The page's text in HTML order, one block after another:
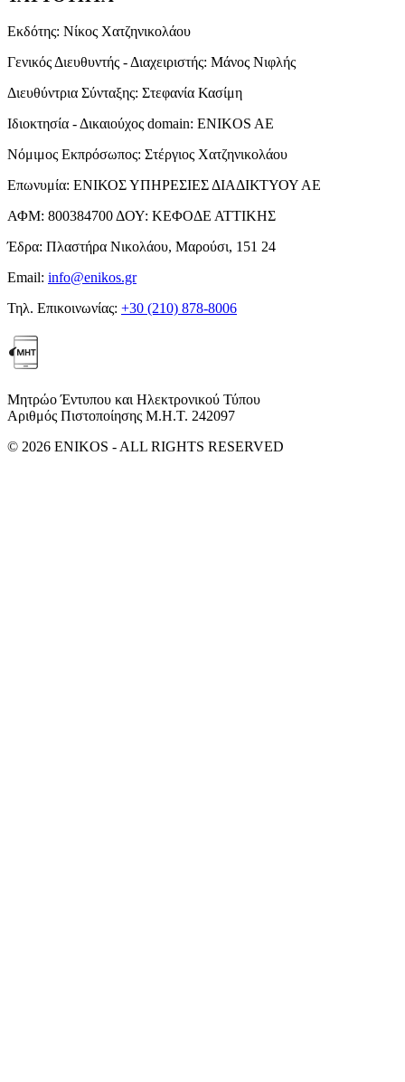
Εκδότης: Νίκος Χατζηνικολάου
Γενικός Διευθυντής - Διαχειριστής: Μάνος Νιφλής
Διευθύντρια Σύνταξης: Στεφανία Κασίμη
Ιδιοκτησία - Δικαιούχος domain: ENIKOS AE
Νόμιμος Εκπρόσωπος: Στέργιος Χατζηνικολάου
Επωνυμία: ΕΝΙΚΟΣ ΥΠΗΡΕΣΙΕΣ ΔΙΑΔΙΚΤΥΟΥ ΑΕ
ΑΦΜ: 800384700 ΔΟΥ: ΚΕΦΟΔΕ ΑΤΤΙΚΗΣ
Έδρα: Πλαστήρα Νικολάου, Μαρούσι, 151 24
Email: info@enikos.gr
Τηλ. Επικοινωνίας: +30 (210) 878-8006
Μητρώο Έντυπου και Ηλεκτρονικού Τύπου
Αριθμός Πιστοποίησης Μ.Η.Τ. 242097
© 2026 ENIKOS - ALL RIGHTS RESERVED